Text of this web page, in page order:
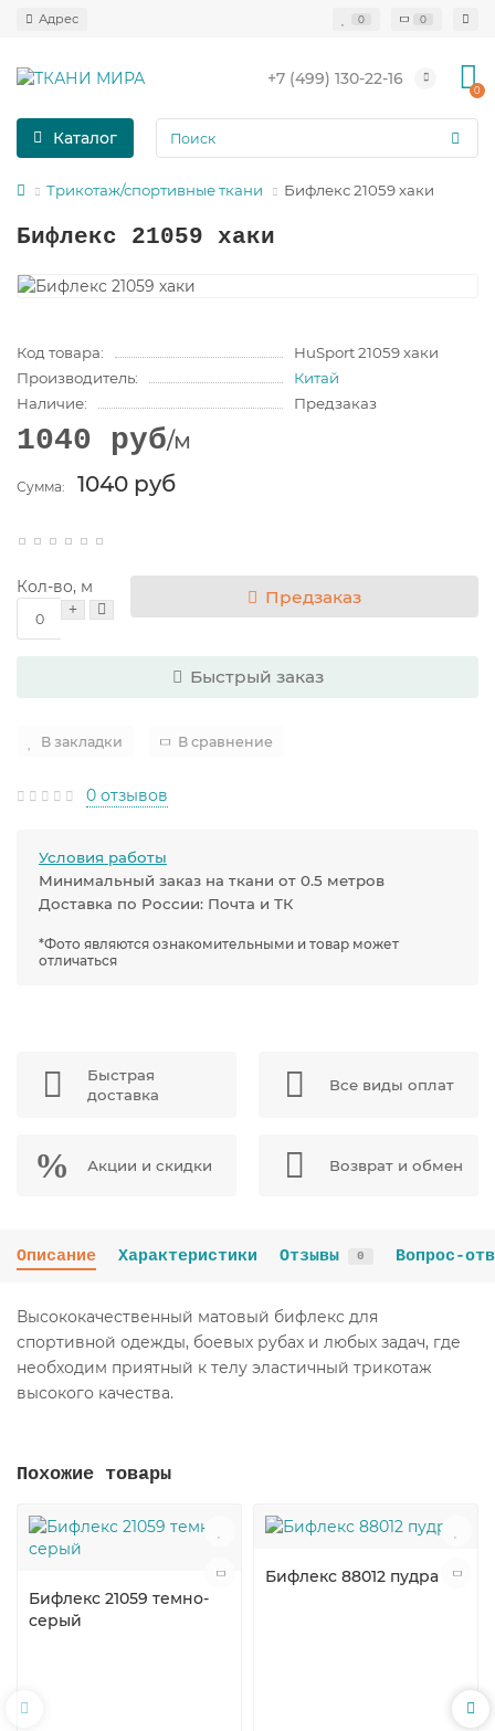
0 0
+7 (499) 130-22-16
0
Каталог
Трикотаж/спортивные ткани Бифлекс 21059 хаки
Бифлекс 21059 хаки
Код товара:
HuSport 21059 хаки
Производитель:
Китай
Наличие:
Предзаказ
1040 руб/м
Сумма: 1040 руб
Кол-во, м Предзаказ
Быстрый заказ
В закладки В сравнение
0 отзывов
Условия работы
Минимальный заказ на ткани от 0.5 метров
Доставка по России: Почта и ТК
*Фото являются ознакомительными и товар может
отличаться
Быстрая
доставка
Все виды оплат
Акции и скидки Возврат и обмен
Описание Характеристики Отзывы 0 Вопрос-
Высококачественный матовый бифлекс для
спортивной одежды, боевых рубах и любых задач, где
необходим приятный к телу эластичный трикотаж
высокого качества.
Похожие товары
Бифлекс 21059 темно-
серый
Бифлекс 88012 пудра